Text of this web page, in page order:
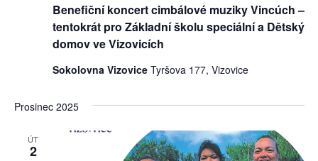
Benefiční koncert cimbálové muziky Vincúch –
tentokrát pro Základní školu speciální a Dětský
domov ve Vizovicích
Sokolovna Vizovice Tyršova 177, Vizovice
Prosinec 2025
ÚT
2